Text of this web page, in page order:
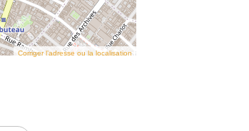
Corriger l’adresse ou la localisation